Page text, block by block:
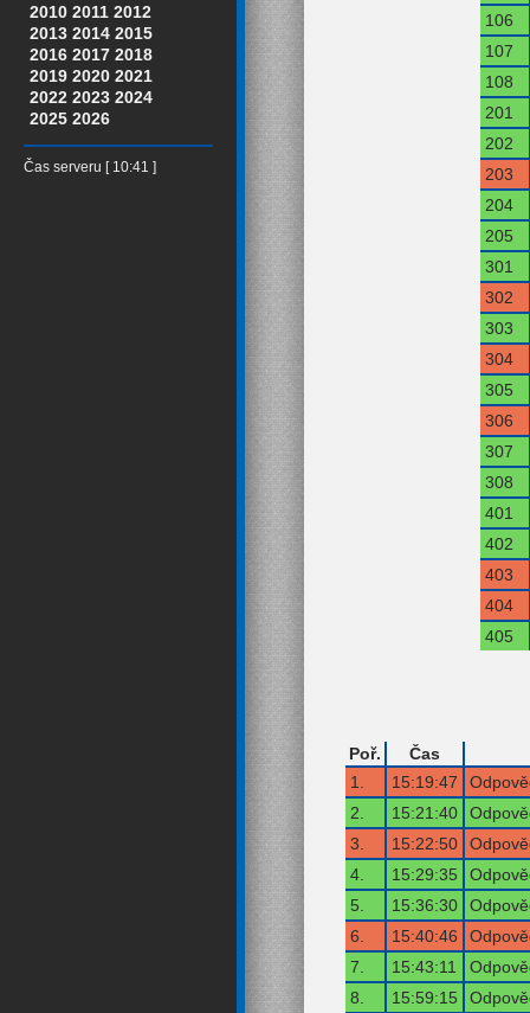
2010 2011 2012
2013 2014 2015
2016 2017 2018
2019 2020 2021
2022 2023 2024
2025 2026
Čas serveru [ 10:41 ]
106
107
108
201
202
203
204
205
301
302
303
304
305
306
307
308
401
402
403
404
405
Poř.
Čas
1.
15:19:47
2.
15:21:40
3.
15:22:50
4.
15:29:35
5.
15:36:30
6.
15:40:46
7.
15:43:11
8.
15:59:15